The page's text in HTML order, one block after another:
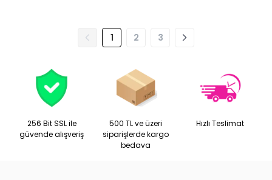
1 2 3
256 Bit SSL ile
güvende alışveriş
500 TL ve üzeri
siparişlerde kargo
bedava
Hızlı Teslimat